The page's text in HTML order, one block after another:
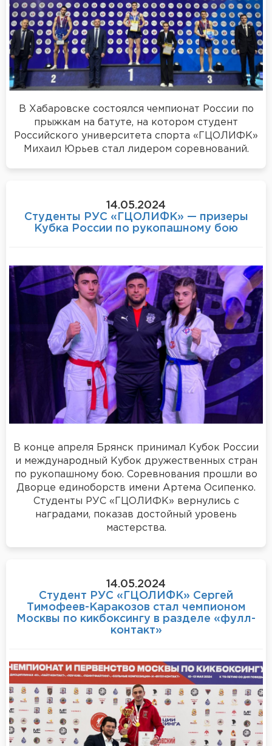
В Хабаровске состоялся чемпионат России по
прыжкам на батуте, на котором студент
Российского университета спорта «ГЦОЛИФК»
Михаил Юрьев стал лидером соревнований.
14.05.2024
Студенты РУС «ГЦОЛИФК» — призеры
Кубка России по рукопашному бою
В конце апреля Брянск принимал Кубок России
и международный Кубок дружественных стран
по рукопашному бою. Соревнования прошли во
Дворце единоборств имени Артема Осипенко.
Студенты РУС «ГЦОЛИФК» вернулись с
наградами, показав достойный уровень
мастерства.
14.05.2024
Студент РУС «ГЦОЛИФК» Сергей
Тимофеев-Каракозов стал чемпионом
Москвы по кикбоксингу в разделе «фулл-
контакт»